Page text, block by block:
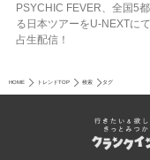
PSYCHIC FEVER、全国5
る日本ツアーをU‐NEXTに
占生配信！
HOME トレンドTOP 検索 タグ